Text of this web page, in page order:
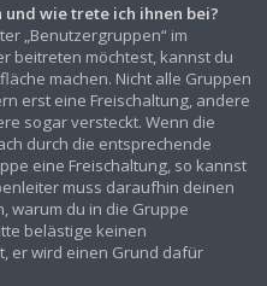
wie trete ich ihnen bei?
„Benutzergruppen“ im
beitreten möchtest, kannst du
machen. Nicht alle Gruppen
erst eine Freischaltung, andere
sogar versteckt. Wenn die
durch die entsprechende
eine Freischaltung, so kannst
muss daraufhin deinen
warum du in die Gruppe
belästige keinen
er wird einen Grund dafür